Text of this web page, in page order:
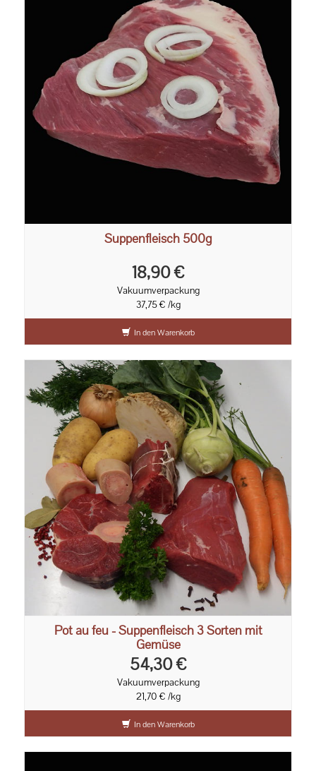
Suppenfleisch 500g
18,90 €
Vakuumverpackung
37,75 € /kg
In den Warenkorb
Pot au feu - Suppenfleisch 3 Sorten mit
Gemüse
54,30 €
Vakuumverpackung
21,70 € /kg
In den Warenkorb